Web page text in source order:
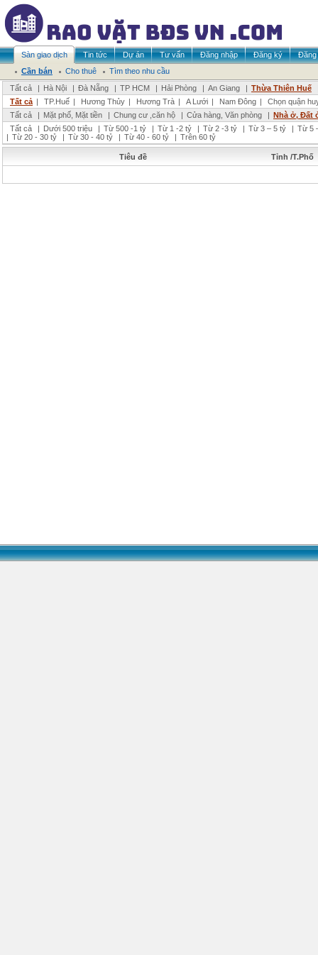
Sàn giao dịch Tin tức Dự án Tư vấn Đăng nhập Đăng ký
Đăng
Cần bán
Cho thuê
Tìm theo nhu cầu
Tất cả
| Hà Nội | Đà Nẵng | TP HCM | Hải Phòng | An Giang | Thừa Thiên Huế
Tất cả | TP.Huế | Hương Thủy | Hương Trà | A Lưới | Nam Đông |
Chọn quận
Tất cả
| Mặt phố, Mặt tiền | Chung cư ,căn hộ | Cửa hàng, Văn phòng | Nhà ở, Đất
Tất cả
| Dưới 500 triệu | Từ 500 -1 tỷ | Từ 1 -2 tỷ | Từ 2 -3 tỷ | Từ 3 – 5 tỷ | Từ 5
| Từ 20 - 30 tỷ | Từ 30 - 40 tỷ | Từ 40 - 60 tỷ | Trên 60 tỷ
Tiêu đề Tỉnh /T.Phố